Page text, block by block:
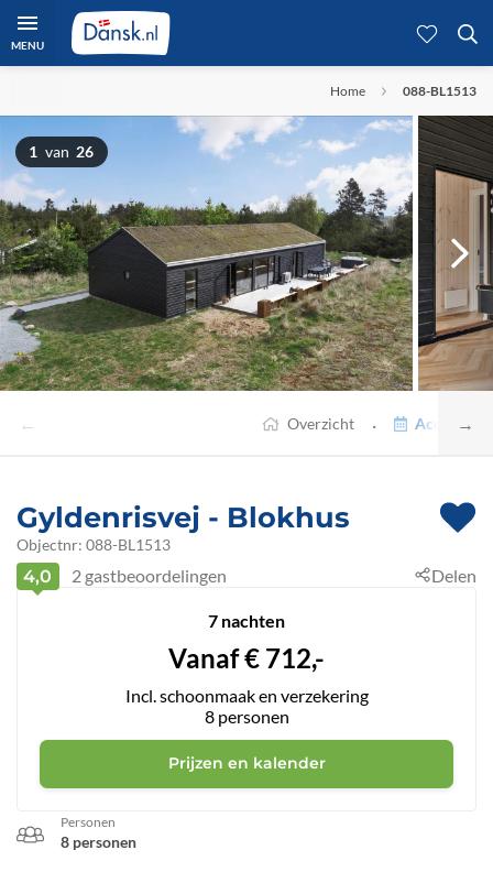
MENU
Home 088-BL1513
1 van 26
← →
Overzicht ·
Gyldenrisvej - Blokhus
Objectnr: 088-BL1513
Personen
8 personen
4,0 2gastbeoordelingen Delen
7 nachten
Vanaf€ 712,-
Incl. schoonmaak en verzekering
8 personen
Prijzen en kalender